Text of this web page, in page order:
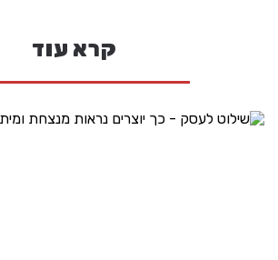
קרא עוד